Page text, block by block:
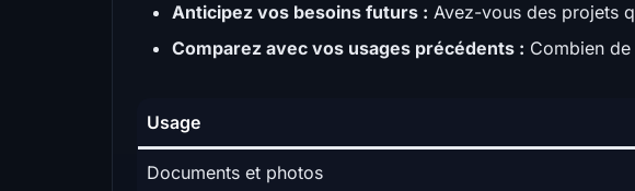
Anticipez vos besoins futurs : Avez-vous des projets
Comparez avec vos usages précédents : Combien
Usage
Documents et photos